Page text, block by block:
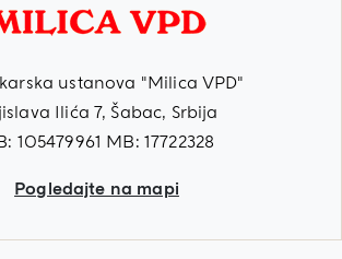
ustanova "Milica VPD"
Ilića 7, Šabac, Srbija
105479961 MB: 17722328
Pogledajte na mapi